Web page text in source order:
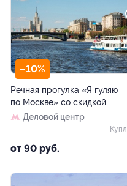
–10%
Речная прогулка «Я гуляю
по Москве» со скидкой
Деловой центр
от 90 руб.